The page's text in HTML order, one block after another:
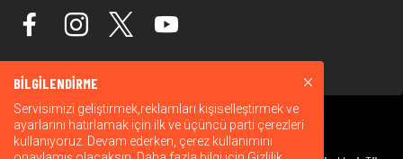
BİLGİLENDİRME
Servisimizi geliştirmek,reklamları kişiselleştirmek ve
ayarlarını hatırlamak için ilk ve üçüncü parti çerezleri
kullanıyoruz. Devam ederken, çerez kullanımını